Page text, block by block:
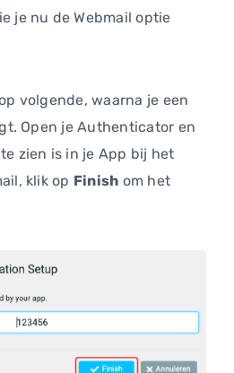
je nu de Webmail optie
volgende, waarna je een
Open je Authenticator en
zien is in je App bij het
klik op Finish om het